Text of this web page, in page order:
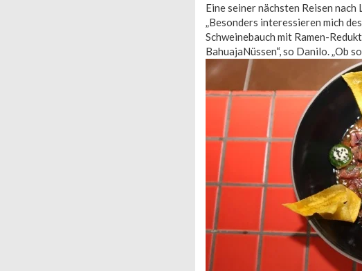
Eine seiner nächsten Reisen
„Besonders interessieren mich
Schweinebauch mit Ramen-
BahuajaNüssen“, so Danilo. „Ob